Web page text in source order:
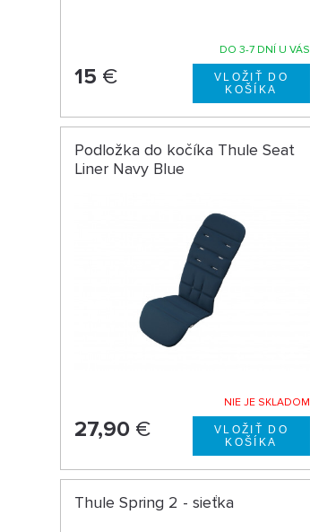
DO 3-7 DNÍ U VÁS
15 €
Podložka do kočíka Thule Seat
Liner Navy Blue
NIE JE SKLADOM
27,90 €
Thule Spring 2 - sieťka